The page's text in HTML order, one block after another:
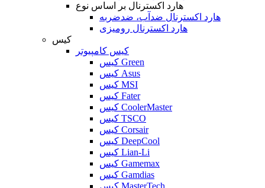
هارد اکسترنال بر اساس نوع
هارد اکسترنال ضدآب، ضدضربه
هارد اکسترنال رومیزی
کیس
کیس کامپیوتر
کیس Green
کیس Asus
کیس MSI
کیس Fater
کیس CoolerMaster
کیس TSCO
کیس Corsair
کیس DeepCool
کیس Lian-Li
کیس Gamemax
کیس Gamdias
کیس MasterTech